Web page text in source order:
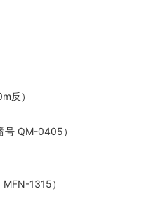
反）
号 QM-0405）
1315）